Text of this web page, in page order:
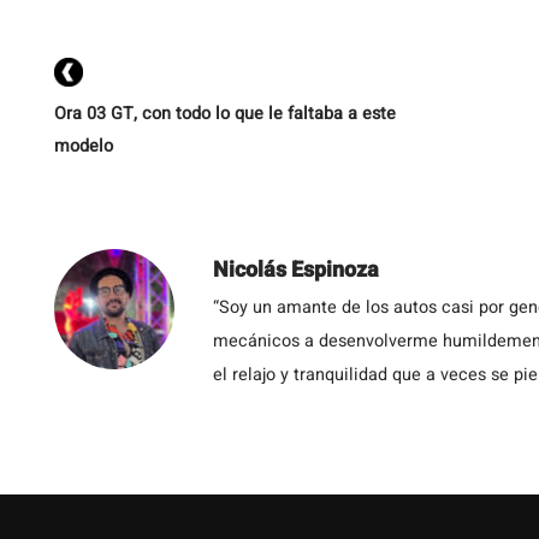
Ora 03 GT, con todo lo que le faltaba a este
modelo
Nicolás Espinoza
“Soy un amante de los autos casi por
mecánicos a desenvolverme
el relajo y tranquilidad que a veces se